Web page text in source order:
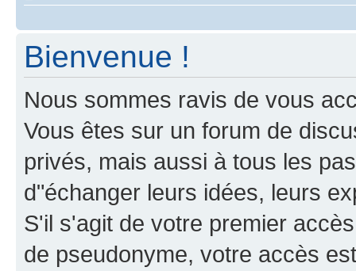
Bienvenue !
Nous sommes ravis de vous
Vous êtes sur un forum de
privés, mais aussi à tous les
d"échanger leurs idées, leurs
S'il s'agit de votre premier
de pseudonyme, votre accès